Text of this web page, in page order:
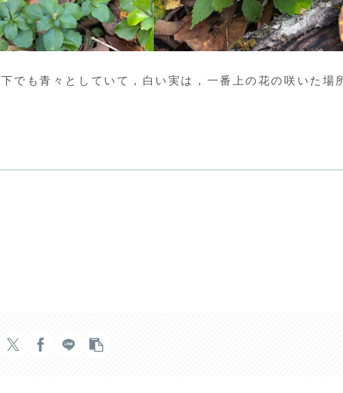
でも青々としていて，白い実は，一番上の花の咲いた場